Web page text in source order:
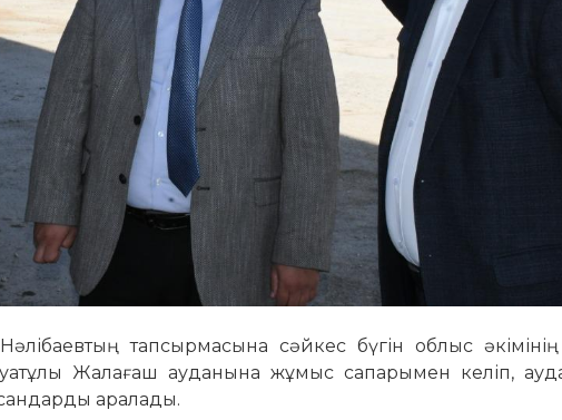
тапсырмасына сәйкес бүгін облыс әкімінің
Жалағаш ауданына жұмыс сапарымен келіп,
аралады.